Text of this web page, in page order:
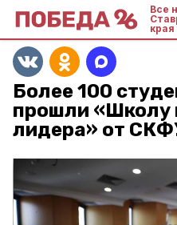
Все
края
Более 100
прошли «Школу
лидера» от